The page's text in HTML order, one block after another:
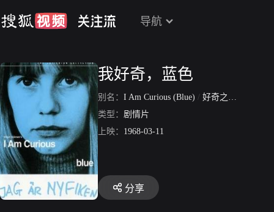
导航
我好奇，蓝色
别名： I Am Curious (Blue) / 好奇之蓝
类型： 剧情片
上映： 1968-03-11
分享